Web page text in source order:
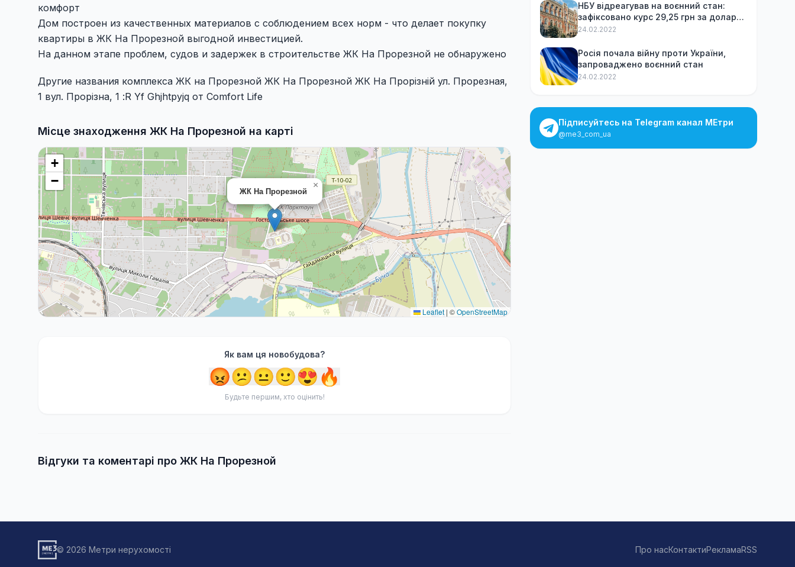
комфорт
Дом построен из качественных материалов с соблюдением всех норм - что делает покупку
квартиры в ЖК На Прорезной выгодной инвестицией.
На данном этапе проблем, судов и задержек в строительстве ЖК На Прорезной не обнаружено
Другие названия комплекса ЖК на Прорезной ЖК На Прорезной ЖК На Прорізній ул. Прорезная,
1 вул. Прорізна, 1 :R Yf Ghjhtpyjq от Comfort Life
Місце знаходження ЖК На Прорезной на карті
ЖК На Прорезной
×
+
−
Leaflet | ©OpenStreetMap
Як вам ця новобудова?
😡😕😐🙂😍🔥
Будьте першим, хто оцінить!
Відгуки та коментарі про ЖК На Прорезной
НБУ відреагував на воєнний стан:
зафіксовано курс 29,25 грн за долар
та обмежив зняття готівки
24.02.2022
Росія почала війну проти України,
запроваджено воєнний стан
24.02.2022
Підписуйтесь на Telegram канал МЕтри
@me3_com_ua
© 2026 Метри нерухомості Про насКонтактиРекламаRSS